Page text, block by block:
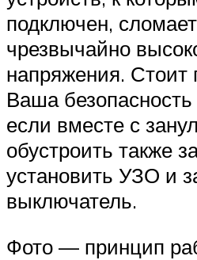
подключен,
чрезвычайно
напряжения. Стоит
Ваша безопасность
если вместе с
обустроить также
установить УЗО и
выключатель.
Фото — принцип